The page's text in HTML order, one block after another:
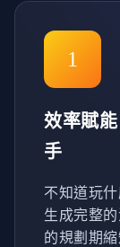
1
效率賦
手
不知道玩
生成完整
的規劃期縮